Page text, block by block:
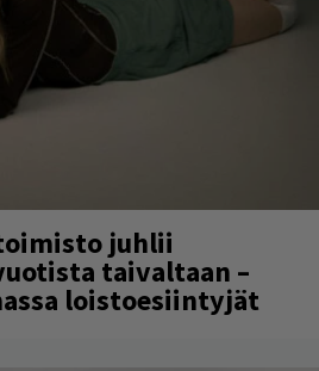
juhlii
taivaltaan –
loistoesiintyjät